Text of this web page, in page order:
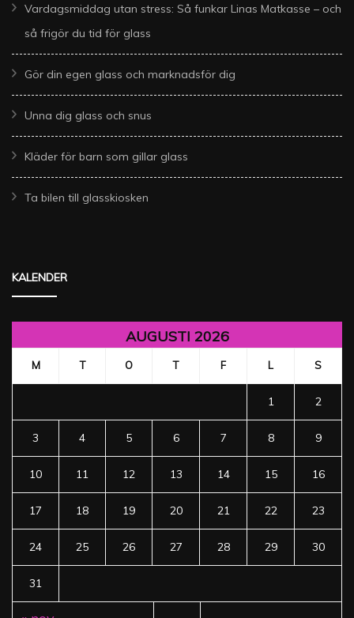
Vardagsmiddag utan stress: Så funkar Linas Matkasse – och
så frigör du tid för glass
Gör din egen glass och marknadsför dig
Unna dig glass och snus
Kläder för barn som gillar glass
Ta bilen till glasskiosken
KALENDER
AUGUSTI 2026
M T O T F L S
1 2
3 4 5 6 7 8 9
10 11 12 13 14 15 16
17 18 19 20 21 22 23
24 25 26 27 28 29 30
31